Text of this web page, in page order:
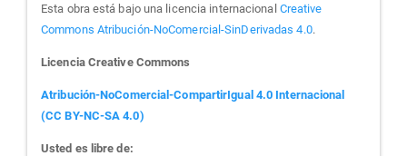
Esta obra está bajo una licencia internacional Creative
Commons Atribución-NoComercial-SinDerivadas 4.0.
Licencia Creative Commons
Atribución-NoComercial-CompartirIgual 4.0 Internacional
(CC BY-NC-SA 4.0)
Usted es libre de: